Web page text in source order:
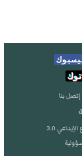
إتصل بنا
3.0